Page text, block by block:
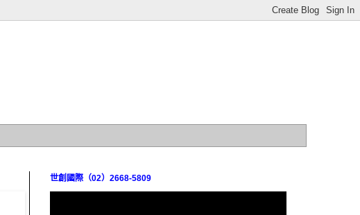
世創國際（02）2668-5809